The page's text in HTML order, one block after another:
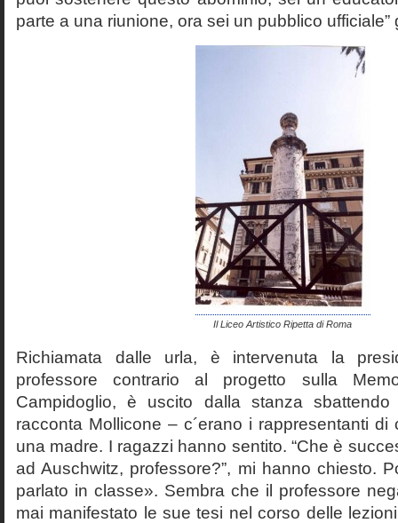
parte a una riunione, ora sei un pubblico ufficiale”
Il Liceo Artistico Ripetta di Roma
Richiamata dalle urla, è intervenuta la
professore contrario al progetto sulla
Campidoglio, è uscito dalla stanza
racconta Mollicone – c´erano i rappresentanti
una madre. I ragazzi hanno sentito. “Che è
ad Auschwitz, professore?”, mi hanno chiesto.
parlato in classe». Sembra che il professore
mai manifestato le sue tesi nel corso delle